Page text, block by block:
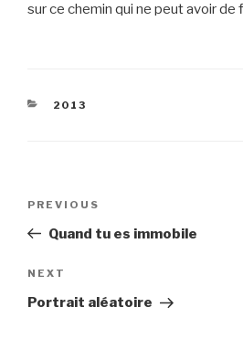
sur ce chemin qui ne peut avoir de
CATEGORIES
2013
Previous
Post
PREVIOUS
Quand tu es immobile
Next
Post
NEXT
Portrait aléatoire